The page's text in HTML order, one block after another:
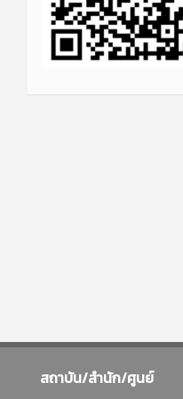
สถาบัน/สำนัก/ศูนย์